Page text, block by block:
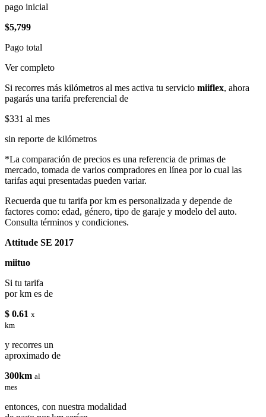
pago inicial
$5,799
Pago total
Ver completo
Si recorres más kilómetros al mes activa tu servicio miiflex, ahora
pagarás una tarifa preferencial de
$331 al mes
sin reporte de kilómetros
*La comparación de precios es una referencia de primas de
mercado, tomada de varios compradores en línea por lo cual las
tarifas aqui presentadas pueden variar.
Recuerda que tu tarifa por km es personalizada y depende de
factores como: edad, género, tipo de garaje y modelo del auto.
Consulta términos y condiciones.
Attitude SE 2017
miituo
Si tu tarifa
por km es de
$ 0.61 x
km
y recorres un
aproximado de
300km al
mes
entonces, con nuestra modalidad